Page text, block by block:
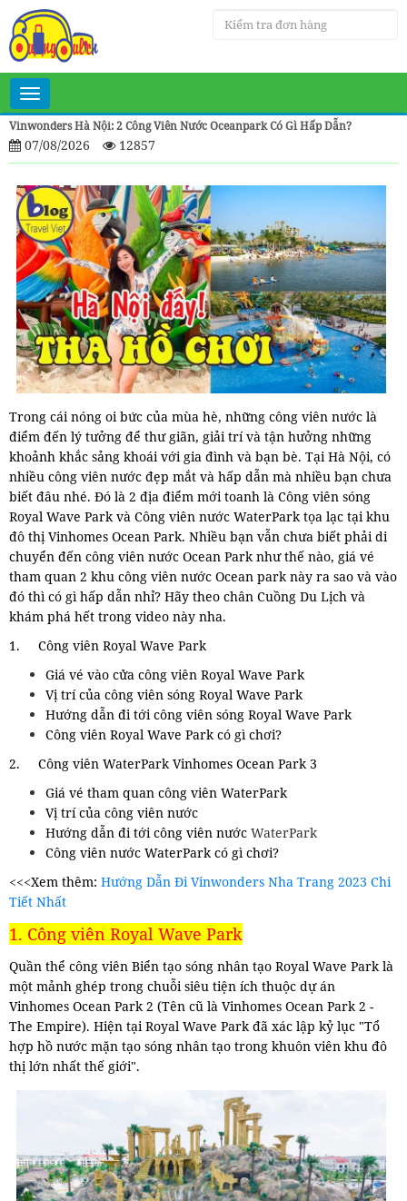
Toggle
navigation
Vinwonders Hà Nội: 2 Công Viên Nước Oceanpark Có Gì Hấp Dẫn?
07/08/2026 12857
Trong cái nóng oi bức của mùa hè, những công viên nước là
điểm đến lý tưởng để thư giãn, giải trí và tận hưởng những
khoảnh khắc sảng khoái với gia đình và bạn bè. Tại Hà Nội, có
nhiều công viên nước đẹp mắt và hấp dẫn mà nhiều bạn chưa
biết đâu nhé. Đó là 2 địa điểm mới toanh là Công viên sóng
Royal Wave Park và Công viên nước WaterPark tọa lạc tại khu
đô thị Vinhomes Ocean Park. Nhiều bạn vẫn chưa biết phải di
chuyển đến công viên nước Ocean Park như thế nào, giá vé
tham quan 2 khu công viên nước Ocean park này ra sao và vào
đó thì có gì hấp dẫn nhỉ? Hãy theo chân Cuồng Du Lịch và
khám phá hết trong video này nha.
1.
Công viên Royal Wave Park
Giá vé vào cửa công viên Royal Wave Park
Vị trí của công viên sóng Royal Wave Park
Hướng dẫn đi tới công viên sóng Royal Wave Park
Công viên Royal Wave Park có gì chơi?
2.
Công viên WaterPark Vinhomes Ocean Park 3
Giá vé tham quan công viên WaterPark
Vị trí của công viên nước
Hướng dẫn đi tới công viên nước WaterPark
Công viên nước WaterPark có gì chơi?
<<<Xem thêm: Hướng Dẫn Đi Vinwonders Nha Trang 2023 Chi
Tiết Nhất
1. Công viên Royal Wave Park
Quần thể công viên Biển tạo sóng nhân tạo Royal Wave Park là
một mảnh ghép trong chuỗi siêu tiện ích thuộc dự án
Vinhomes Ocean Park 2 (Tên cũ là Vinhomes Ocean Park 2 -
The Empire). Hiện tại Royal Wave Park đã xác lập kỷ lục "Tổ
hợp hồ nước mặn tạo sóng nhân tạo trong khuôn viên khu đô
thị lớn nhất thế giới".